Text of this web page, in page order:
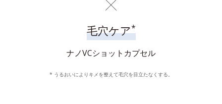
毛穴ケア*
ナノVCショットカプセル
* うるおいによりキメを整えて毛穴を目立たなくする。